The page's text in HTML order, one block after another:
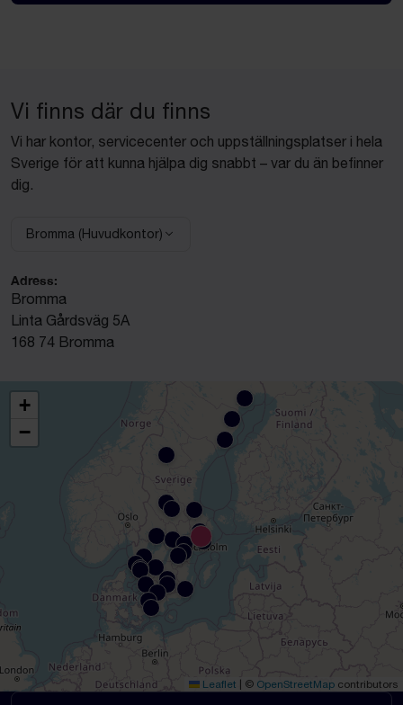
Vi finns där du finns
Vi har kontor, servicecenter och uppställningsplatser i hela
Sverige för att kunna hjälpa dig snabbt – var du än befinner
dig.
Välj anläggning:
Bromma (Huvudkontor)
Adress:
Bromma
Linta Gårdsväg 5A
168 74 Bromma
+
−
Leaflet | © OpenStreetMap contributors